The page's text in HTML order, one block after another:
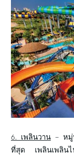
6. เพลินวาน – หมู่
ที่สุด เพลินเพลิน